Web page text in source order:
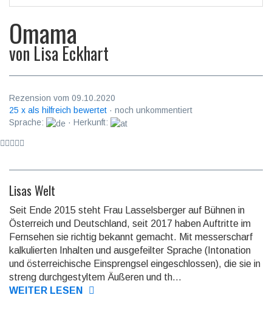
Omama
von Lisa Eckhart
Rezension vom 09.10.2020
25 x als hilfreich bewertet · noch unkommentiert
Sprache:
· Herkunft:
Lisas Welt
Seit Ende 2015 steht Frau Lasselsberger auf Bühnen in
Öster­reich und Deutsch­land, seit 2017 haben Auftritte im
Fernsehen sie richtig bekannt gemacht. Mit messer­scharf
kalku­lierten Inhalten und ausge­feilter Sprache (Intona­tion
und öster­reichi­sche Einspreng­sel einge­schlossen), die sie in
streng durchge­styltem Äußeren und th...
WEITER LESEN